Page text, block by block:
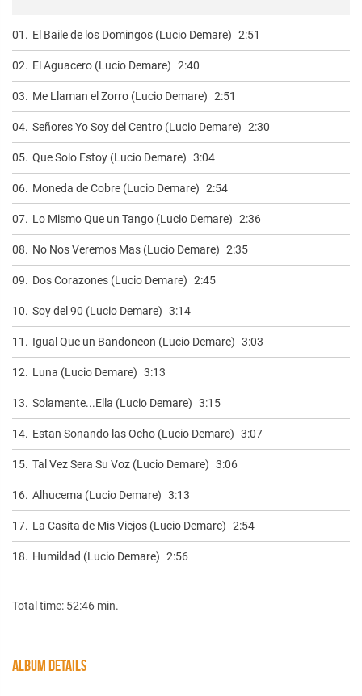
01. El Baile de los Domingos (Lucio Demare) 2:51
02. El Aguacero (Lucio Demare) 2:40
03. Me Llaman el Zorro (Lucio Demare) 2:51
04. Señores Yo Soy del Centro (Lucio Demare) 2:30
05. Que Solo Estoy (Lucio Demare) 3:04
06. Moneda de Cobre (Lucio Demare) 2:54
07. Lo Mismo Que un Tango (Lucio Demare) 2:36
08. No Nos Veremos Mas (Lucio Demare) 2:35
09. Dos Corazones (Lucio Demare) 2:45
10. Soy del 90 (Lucio Demare) 3:14
11. Igual Que un Bandoneon (Lucio Demare) 3:03
12. Luna (Lucio Demare) 3:13
13. Solamente...Ella (Lucio Demare) 3:15
14. Estan Sonando las Ocho (Lucio Demare) 3:07
15. Tal Vez Sera Su Voz (Lucio Demare) 3:06
16. Alhucema (Lucio Demare) 3:13
17. La Casita de Mis Viejos (Lucio Demare) 2:54
18. Humildad (Lucio Demare) 2:56
Total time: 52:46 min.
ALBUM DETAILS